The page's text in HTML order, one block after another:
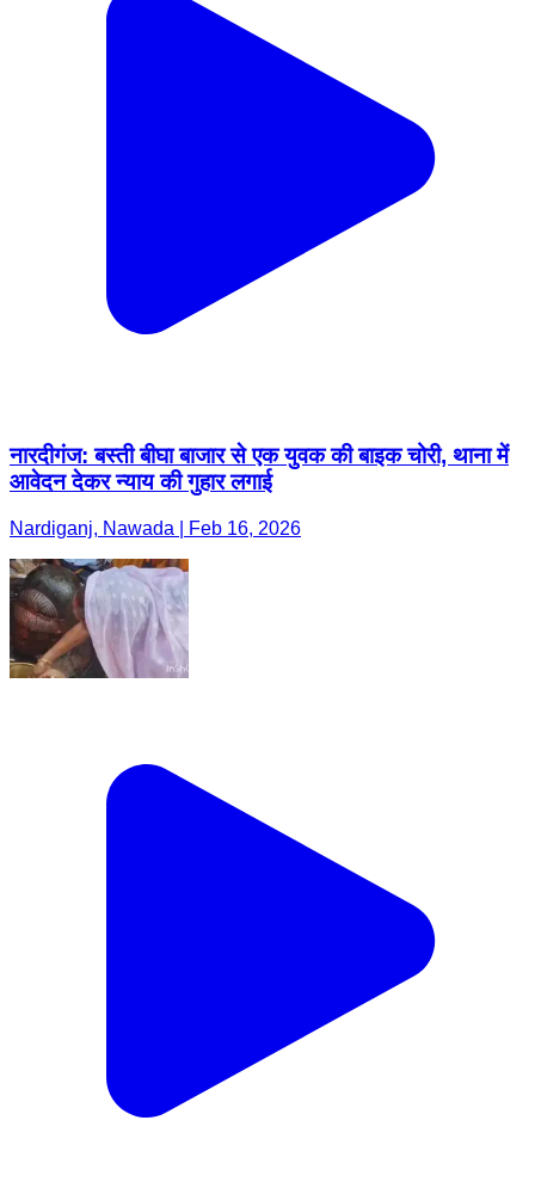
नारदीगंज: बस्ती बीघा बाजार से एक युवक की बाइक चोरी, थाना में
आवेदन देकर न्याय की गुहार लगाई
Nardiganj, Nawada | Feb 16, 2026